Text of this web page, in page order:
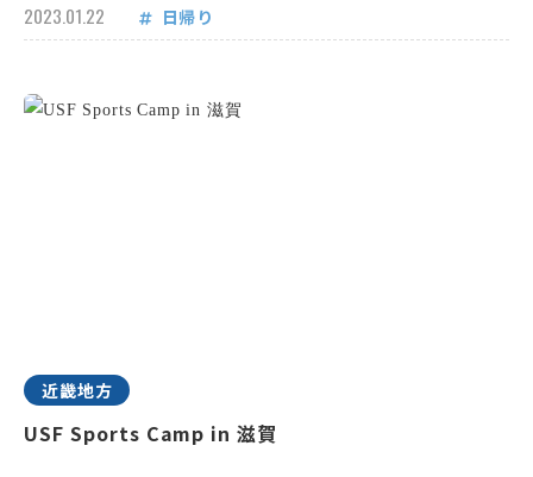
2023.01.22 日帰り
近畿地方
USF Sports Camp in 滋賀